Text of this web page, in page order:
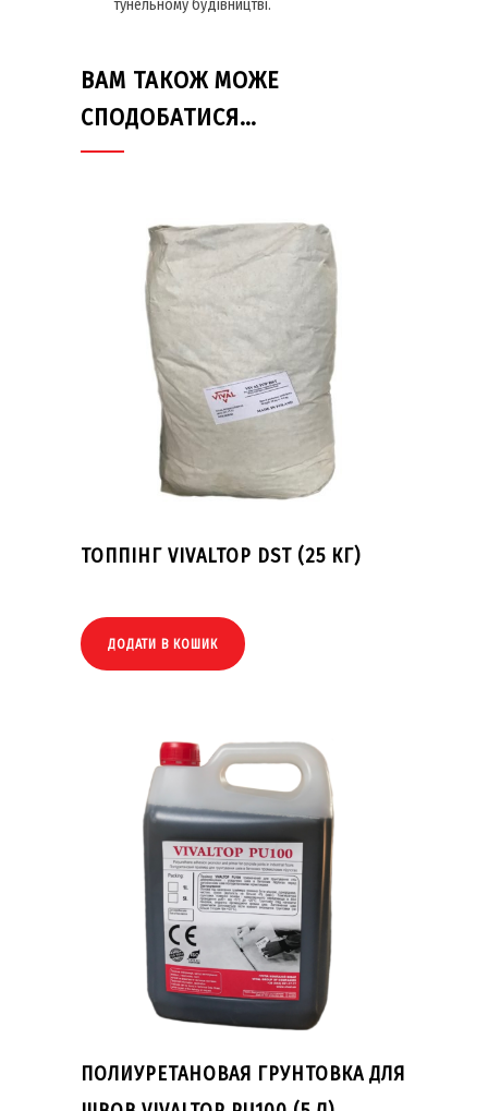
тунельному будівництві.
ВАМ ТАКОЖ МОЖЕ
СПОДОБАТИСЯ…
ТОППІНГ VIVALTOP DST (25 КГ)
ДОДАТИ В КОШИК
ПОЛИУРЕТАНОВАЯ ГРУНТОВКА ДЛЯ